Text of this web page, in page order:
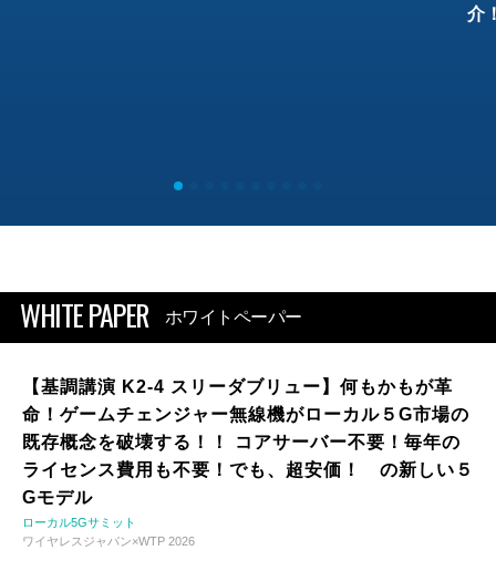
介
WHITE PAPER ホワイトペーパー
【基調講演 K2-4 スリーダブリュー】何もかもが革
命！ゲームチェンジャー無線機がローカル５G市場の
既存概念を破壊する！！ コアサーバー不要！毎年の
ライセンス費用も不要！でも、超安価！ の新しい５
Gモデル
ローカル5Gサミット
ワイヤレスジャパン×WTP 2026